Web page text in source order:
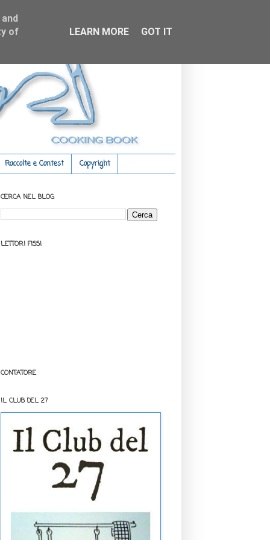
Raccolte e Contest Copyright
CERCA NEL BLOG
LETTORI FISSI
CONTATORE
IL CLUB DEL 27
of
LEARN MORE GOT IT